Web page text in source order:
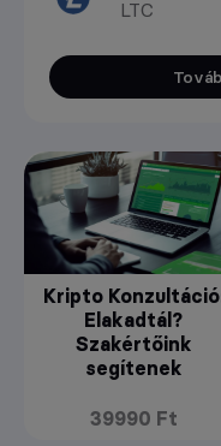
LTC
Kripto
Elakadtál?
Szakértőink
segítenek
39990 Ft